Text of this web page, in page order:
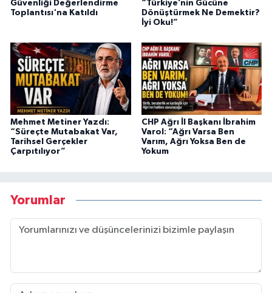
Güvenliği Değerlendirme
Toplantısı'na Katıldı
“Türkiye’nin Gücüne
Dönüştürmek Ne Demektir?
İyi Oku!”
Mehmet Metiner Yazdı:
“Süreçte Mutabakat Var,
Tarihsel Gerçekler
Çarpıtılıyor”
CHP Ağrı İl Başkanı İbrahim
Varol: “Ağrı Varsa Ben
Varım, Ağrı Yoksa Ben de
Yokum
Yorumlar